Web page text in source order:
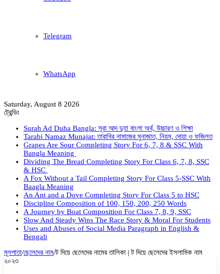
Telegram
WhatsApp
Saturday, August 8 2026
ট্রেন্ডিং
Surah Ad Duha Bangla: সূরা আদ দুহা বাংলা অর্থ, উচ্চারণ ও শিক্ষা
Tarabi Namaz Munajat: তারাবির নামাজের মুনাজাত, নিয়ম, দোয়া ও ফজিলত
Grapes Are Sour Completing Story For 6, 7, 8 & SSC With
Bangla Meaning
Dividing The Bread Completing Story For Class 6, 7, 8, SSC
& HSC
A Fox Without a Tail Completing Story For Class 5-SSC With
Baagla Meaning
An Ant and a Dove Completing Story For Class 5 to HSC
Discipline Composition of 100, 150, 200, 250 Words
A Journey by Boat Composition For Class 7, 8, 9, SSC
Slow And Steady Wins The Race Story & Moral For Students
Uses and Abuses of Social Media Paragraph in English &
Bengali
মূলপাতা/ছেলেদের নাম/ট দিয়ে ছেলেদের নামের তালিকা | ট দিয়ে ছেলেদের ইসলামিক নাম
২০২৩